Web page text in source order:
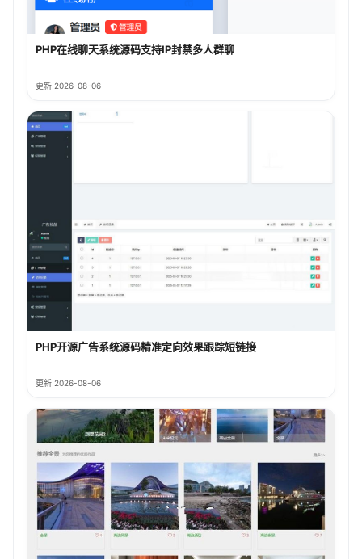
PHP在线聊天系统源码支持IP封禁多人群聊
更新 2026-08-06
PHP开源广告系统源码精准定向效果跟踪短链接
更新 2026-08-06